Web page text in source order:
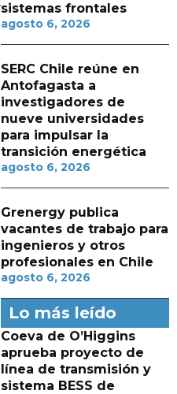
sistemas frontales
agosto 6, 2026
SERC Chile reúne en
Antofagasta a
investigadores de
nueve universidades
para impulsar la
transición energética
agosto 6, 2026
Grenergy publica
vacantes de trabajo para
ingenieros y otros
profesionales en Chile
agosto 6, 2026
Lo más leído
Coeva de O’Higgins
aprueba proyecto de
línea de transmisión y
sistema BESS de